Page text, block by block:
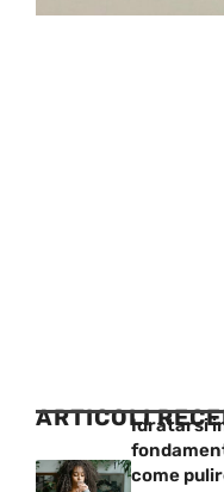
ARTICOLIIdratarsi
come